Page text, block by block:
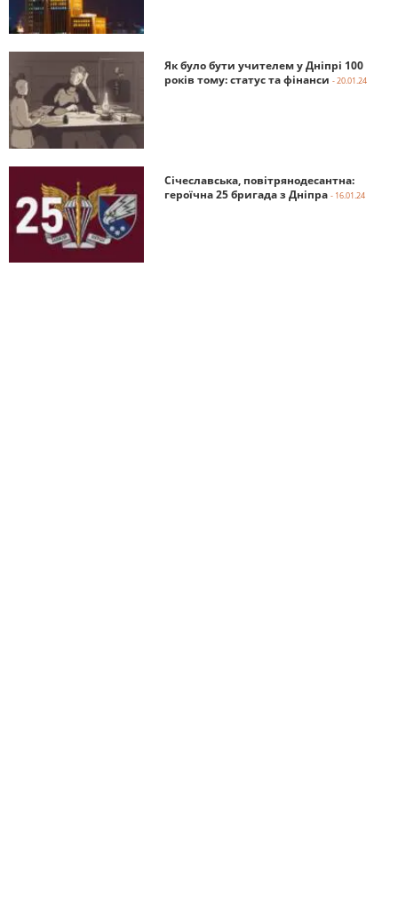
Як було бути учителем у Дніпрі 100
років тому: статус та фінанси - 20.01.24
Січеславська, повітрянодесантна:
героїчна 25 бригада з Дніпра - 16.01.24